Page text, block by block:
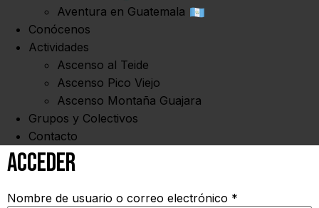
Aventura en Guatemala
Conócenos
Actividades
Ascenso al Teide
Ascenso Pico Viejo
Ascenso Montaña Guajara
Grupos y Colectivos
Contacto
Acceder
Nombre de usuario o correo electrónico *